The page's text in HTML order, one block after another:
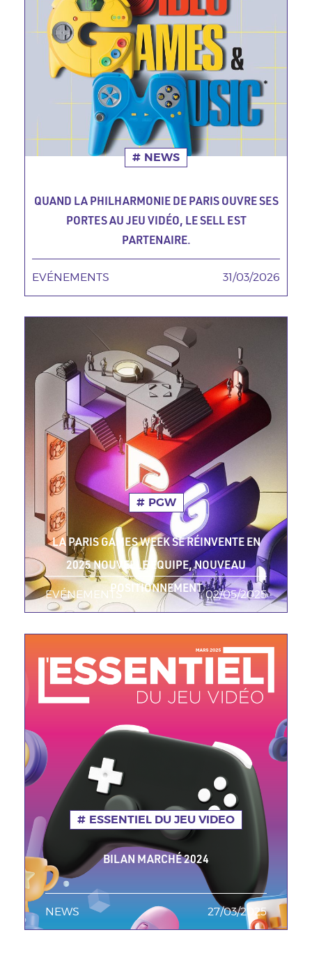
NEWS
QUAND LA PHILHARMONIE DE PARIS OUVRE SES
PORTES AU JEU VIDÉO, LE SELL EST
PARTENAIRE.
TAGS MINEURES
EVÉNEMENTS Date
31/03/2026
PGW
LA PARIS GAMES WEEK SE RÉINVENTE EN
2025 NOUVELLE ÉQUIPE, NOUVEAU
POSITIONNEMENT
TAGS MINEURES
EVÉNEMENTS Date
02/05/2025
ESSENTIEL DU JEU VIDEO
BILAN MARCHÉ 2024
TAGS MINEURES
NEWS Date
27/03/2025